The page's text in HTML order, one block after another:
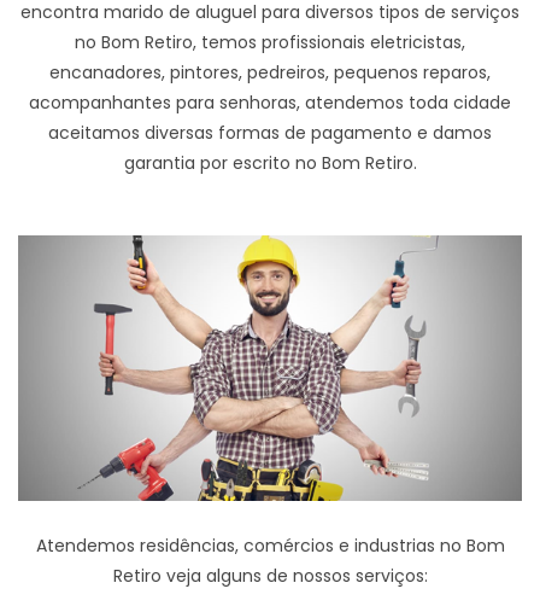
encontra marido de aluguel para diversos tipos de serviços
no Bom Retiro, temos profissionais eletricistas,
encanadores, pintores, pedreiros, pequenos reparos,
acompanhantes para senhoras, atendemos toda cidade
aceitamos diversas formas de pagamento e damos
garantia por escrito no Bom Retiro.
Atendemos residências, comércios e industrias no Bom
Retiro veja alguns de nossos serviços: